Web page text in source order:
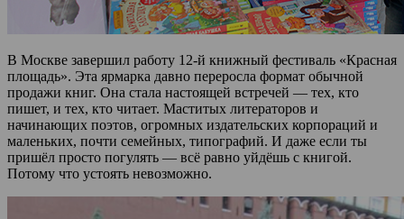
В Москве завершил работу 12-й книжный фестиваль «Красная
площадь». Эта ярмарка давно переросла формат обычной
продажи книг. Она стала настоящей встречей — тех, кто
пишет, и тех, кто читает. Маститых литераторов и
начинающих поэтов, огромных издательских корпораций и
маленьких, почти семейных, типографий. И даже если ты
пришёл просто погулять — всё равно уйдёшь с книгой.
Потому что устоять невозможно.